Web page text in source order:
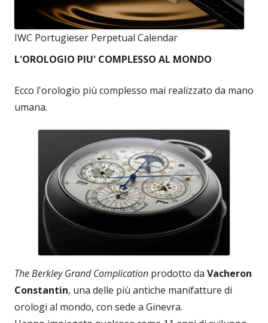
IWC Portugieser Perpetual Calendar
L'OROLOGIO PIU' COMPLESSO AL MONDO
Ecco l'orologio più complesso mai realizzato da mano
umana.
The Berkley Grand Complication prodotto da Vacheron
Constantin, una delle più antiche manifatture di
orologi al mondo, con sede a Ginevra.